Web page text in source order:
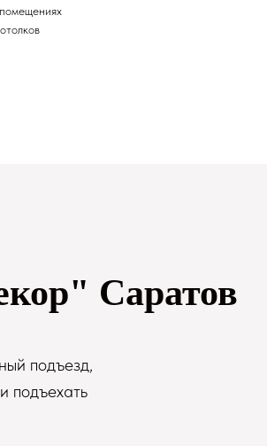
Саратов
подъезд,
подъехать